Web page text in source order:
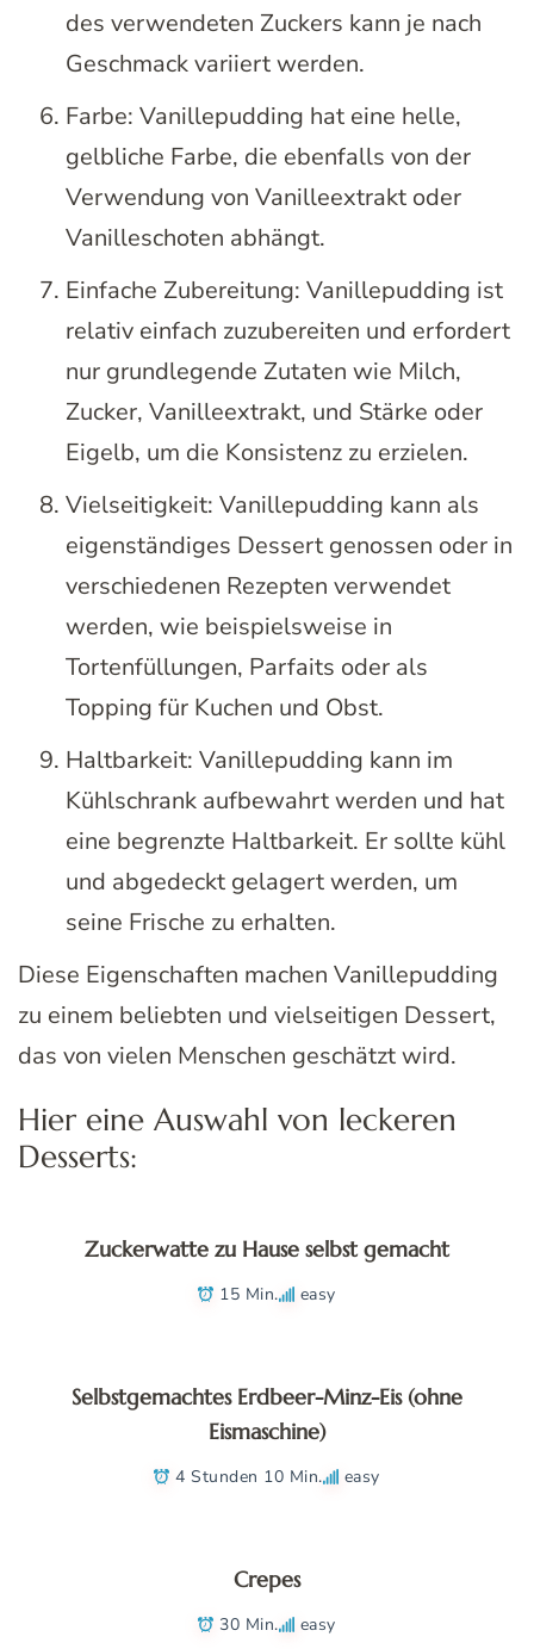
des verwendeten Zuckers kann je nach
Geschmack variiert werden.
Farbe: Vanillepudding hat eine helle,
gelbliche Farbe, die ebenfalls von der
Verwendung von Vanilleextrakt oder
Vanilleschoten abhängt.
Einfache Zubereitung: Vanillepudding ist
relativ einfach zuzubereiten und erfordert
nur grundlegende Zutaten wie Milch,
Zucker, Vanilleextrakt, und Stärke oder
Eigelb, um die Konsistenz zu erzielen.
Vielseitigkeit: Vanillepudding kann als
eigenständiges Dessert genossen oder in
verschiedenen Rezepten verwendet
werden, wie beispielsweise in
Tortenfüllungen, Parfaits oder als
Topping für Kuchen und Obst.
Haltbarkeit: Vanillepudding kann im
Kühlschrank aufbewahrt werden und hat
eine begrenzte Haltbarkeit. Er sollte kühl
und abgedeckt gelagert werden, um
seine Frische zu erhalten.
Diese Eigenschaften machen Vanillepudding
zu einem beliebten und vielseitigen Dessert,
das von vielen Menschen geschätzt wird.
Hier eine Auswahl von leckeren
Desserts:
Zuckerwatte zu Hause selbst gemacht
15 Min. easy
Selbstgemachtes Erdbeer-Minz-Eis (ohne
Eismaschine)
4 Stunden 10 Min. easy
Crepes
30 Min. easy